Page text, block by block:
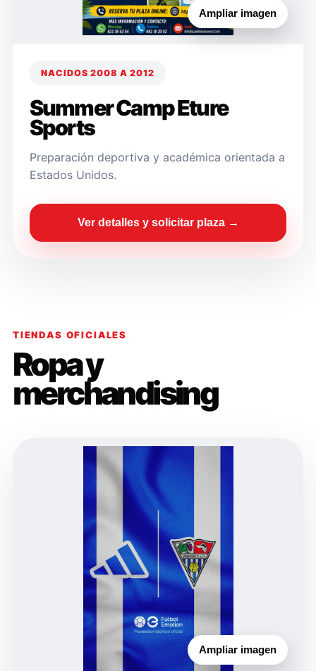
Ampliar imagen
NACIDOS 2008 A 2012
Summer Camp Eture
Sports
Preparación deportiva y académica orientada a
Estados Unidos.
Ver detalles y solicitar plaza →
TIENDAS OFICIALES
Ropa y
merchandising
Ampliar imagen